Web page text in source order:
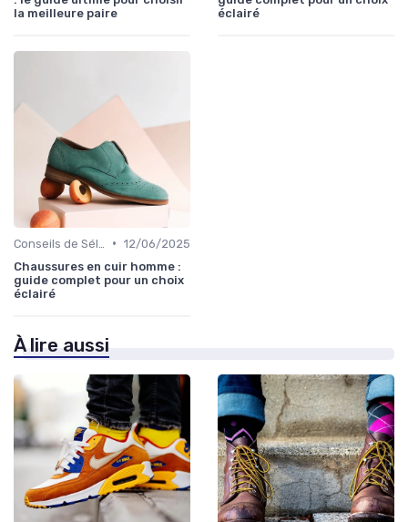
la meilleure paire
éclairé
• 12/06/2025
Chaussures en cuir homme :
guide complet pour un choix
éclairé
À lire aussi